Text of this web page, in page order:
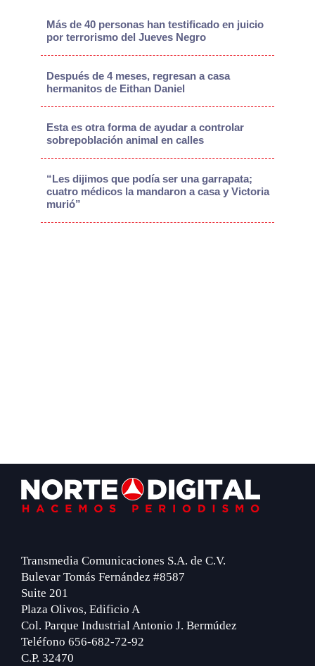
Más de 40 personas han testificado en juicio
por terrorismo del Jueves Negro
Después de 4 meses, regresan a casa
hermanitos de Eithan Daniel
Esta es otra forma de ayudar a controlar
sobrepoblación animal en calles
“Les dijimos que podía ser una garrapata;
cuatro médicos la mandaron a casa y Victoria
murió”
Footer
Transmedia Comunicaciones S.A. de C.V.
Bulevar Tomás Fernández #8587
Suite 201
Plaza Olivos, Edificio A
Col. Parque Industrial Antonio J. Bermúdez
Teléfono 656-682-72-92
C.P. 32470